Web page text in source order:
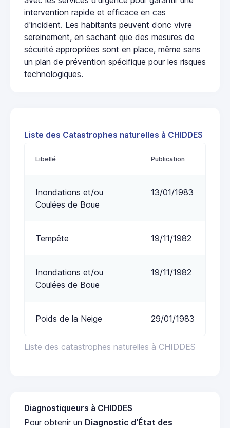
intervention rapide et efficace en cas
d'incident. Les habitants peuvent donc vivre
sereinement, en sachant que des mesures de
sécurité appropriées sont en place, même sans
un plan de prévention spécifique pour les risques
technologiques.
Liste des Catastrophes naturelles à CHIDDES
Liste des catastrophes naturelles à CHIDDES
Libellé Publication
Inondations et/ou
Coulées de Boue
13/01/1983
Tempête 19/11/1982
Inondations et/ou
Coulées de Boue
19/11/1982
Poids de la Neige 29/01/1983
Diagnostiqueurs à CHIDDES
Pour obtenir un Diagnostic d'État des